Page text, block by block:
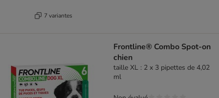
7 variantes
Frontline® Combo Spot-on
chien
taille XL : 2 x 3 pipettes de 4,02
ml